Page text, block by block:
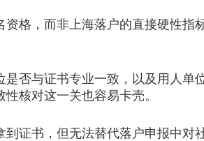
格，而非上海落户的直接硬性指
否与证书专业一致，以及用人单
核对这一关也容易卡壳。
证书，但无法替代落户申报中对